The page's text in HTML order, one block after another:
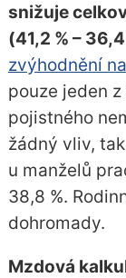
snižuje
(41,2 % –
zvýhodnění
pouze jeden
pojistného
žádný vliv,
u manželů
38,8 %.
dohromady.
Mzdová